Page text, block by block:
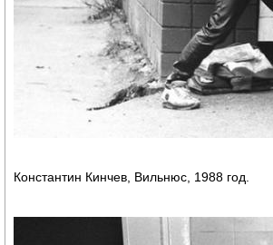
Константин Кинчев, Вильнюс, 1988 год.